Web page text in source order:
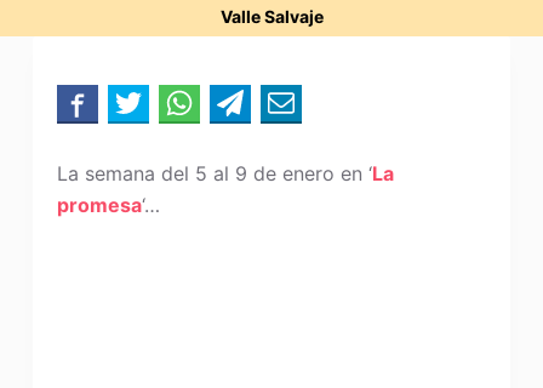
Valle Salvaje
La semana del 5 al 9 de enero en ‘La
promesa‘…